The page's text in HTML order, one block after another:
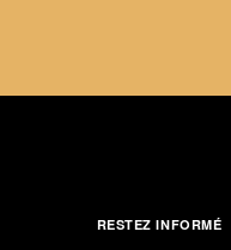
RESTEZ INFORMÉ